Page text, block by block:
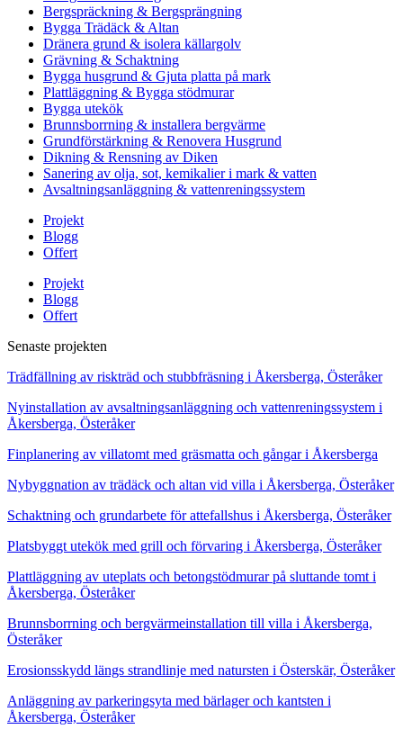
Bergspräckning & Bergsprängning
Bygga Trädäck & Altan
Dränera grund & isolera källargolv
Grävning & Schaktning
Bygga husgrund & Gjuta platta på mark
Plattläggning & Bygga stödmurar
Bygga utekök
Brunnsborrning & installera bergvärme
Grundförstärkning & Renovera Husgrund
Dikning & Rensning av Diken
Sanering av olja, sot, kemikalier i mark & vatten
Avsaltningsanläggning & vattenreningssystem
Projekt
Blogg
Offert
Projekt
Blogg
Offert
Senaste projekten
Trädfällning av riskträd och stubbfräsning i Åkersberga, Österåker
Nyinstallation av avsaltningsanläggning och vattenreningssystem i
Åkersberga, Österåker
Finplanering av villatomt med gräsmatta och gångar i Åkersberga
Nybyggnation av trädäck och altan vid villa i Åkersberga, Österåker
Schaktning och grundarbete för attefallshus i Åkersberga, Österåker
Platsbyggt utekök med grill och förvaring i Åkersberga, Österåker
Plattläggning av uteplats och betongstödmurar på sluttande tomt i
Åkersberga, Österåker
Brunnsborrning och bergvärmeinstallation till villa i Åkersberga,
Österåker
Erosionsskydd längs strandlinje med natursten i Österskär, Österåker
Anläggning av parkeringsyta med bärlager och kantsten i
Åkersberga, Österåker